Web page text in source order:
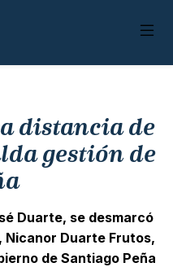
distancia de
gestión de
Duarte, se desmarcó
Nicanor Duarte Frutos,
de Santiago Peña